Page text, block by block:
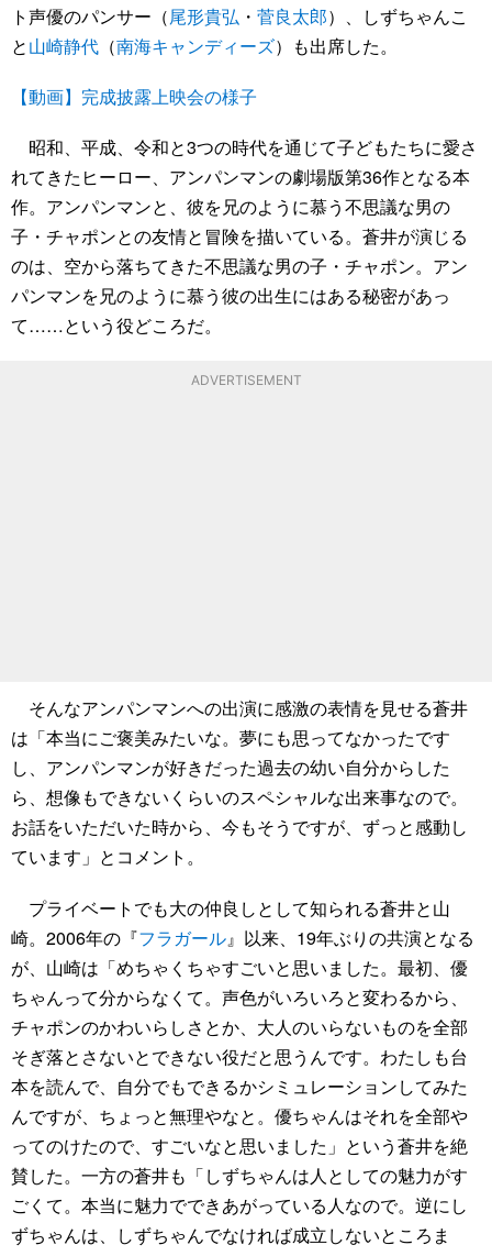
ト声優のパンサー（尾形貴弘 ・ 菅良太郎）、しずちゃんこ
と山崎静代 （南海キャンディーズ）も出席した。
【動画】完成披露上映会の様子
昭和、平成、令和と3つの時代を通じて子どもたちに愛さ
れてきたヒーロー、アンパンマンの劇場版第36作となる本
作。アンパンマンと、彼を兄のように慕う不思議な男の
子・チャポンとの友情と冒険を描いている。蒼井が演じる
のは、空から落ちてきた不思議な男の子・チャポン。アン
パンマンを兄のように慕う彼の出生にはある秘密があっ
て……という役どころだ。
ADVERTISEMENT
そんなアンパンマンへの出演に感激の表情を見せる蒼井
は「本当にご褒美みたいな。夢にも思ってなかったです
し、アンパンマンが好きだった過去の幼い自分からした
ら、想像もできないくらいのスペシャルな出来事なので。
お話をいただいた時から、今もそうですが、ずっと感動し
ています」とコメント。
プライベートでも大の仲良しとして知られる蒼井と山
崎。2006年の『フラガール』以来、19年ぶりの共演となる
が、山崎は「めちゃくちゃすごいと思いました。最初、優
ちゃんって分からなくて。声色がいろいろと変わるから、
チャポンのかわいらしさとか、大人のいらないものを全部
そぎ落とさないとできない役だと思うんです。わたしも台
本を読んで、自分でもできるかシミュレーションしてみた
んですが、ちょっと無理やなと。優ちゃんはそれを全部や
ってのけたので、すごいなと思いました」という蒼井を絶
賛した。一方の蒼井も「しずちゃんは人としての魅力がす
ごくて。本当に魅力でできあがっている人なので。逆にし
ずちゃんは、しずちゃんでなければ成立しないところま